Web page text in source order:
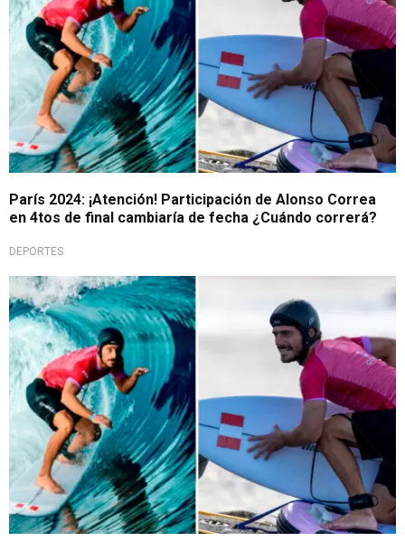
París 2024: ¡Atención! Participación de Alonso Correa
en 4tos de final cambiaría de fecha ¿Cuándo correrá?
DEPORTES
Cerca del podio olímpico